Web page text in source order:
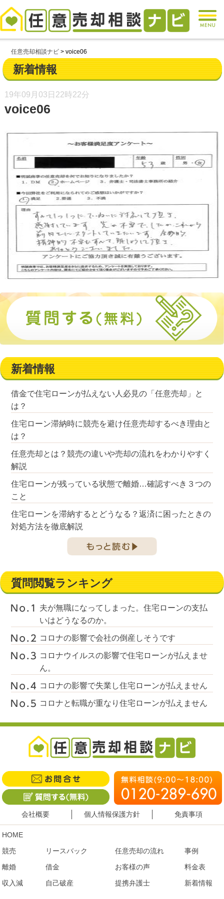
任意売却相談ナビ >voice06
新着情報
19年09月03日 22時22分
voice06
新着情報
借金で住宅ローンが払えない人必見の「任意売却」と
は？
住宅ローン滞納時に競売を避け任意売却するべき理由と
は？
任意売却とは？競売の違いや売却の流れをわかりやすく
解説
住宅ローンが残っている状態で離婚…確認すべき３つの
こと
住宅ローンを滞納するとどうなる？返済に困ったときの
対処方法を徹底解説
質問閲覧ランキング
夫が無職になってしまった。住宅ローンの支払
いはどうなるのか。
コロナの影響で会社の倒産しそうです
コロナウイルスの影響で住宅ローンが払えませ
ん。
コロナの影響で失業し住宅ローンが払えません
コロナと転職が重なり住宅ローンが払えません
会社概要 個人情報保護方針 免責事項
HOME
競売 リースバック 任意売却の流れ 事例
離婚 借金 お客様の声 料金表
収入減 自己破産 提携弁護士 新着情報